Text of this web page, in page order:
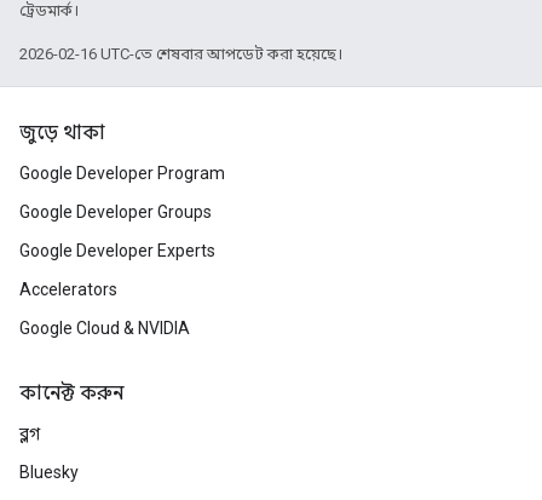
ট্রেডমার্ক।
2026-02-16 UTC-তে শেষবার আপডেট করা হয়েছে।
জুড়ে থাকা
Google Developer Program
Google Developer Groups
Google Developer Experts
Accelerators
Google Cloud & NVIDIA
কানেক্ট করুন
ব্লগ
Bluesky